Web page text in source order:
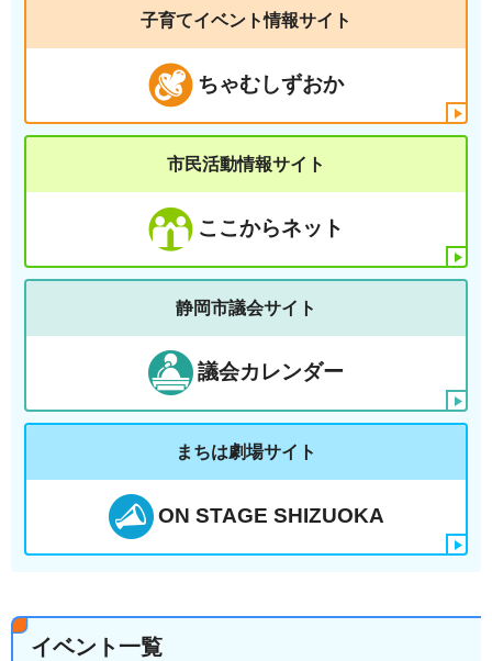
子育てイベント情報サイト
ちゃむしずおか
市民活動情報サイト
ここからネット
静岡市議会サイト
議会カレンダー
まちは劇場サイト
ON STAGE SHIZUOKA
イベント一覧